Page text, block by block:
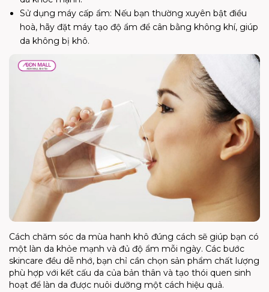
Sử dụng máy cấp ẩm: Nếu bạn thường xuyên bật điều
hoà, hãy đặt máy tạo độ ẩm để cân bằng không khí, giúp
da không bị khô.
Cách chăm sóc da mùa hanh khô đúng cách sẽ giúp bạn có
một làn da khỏe mạnh và đủ độ ẩm mỗi ngày. Các bước
skincare đều dễ nhớ, bạn chỉ cần chọn sản phẩm chất lượng
phù hợp với kết cấu da của bản thân và tạo thói quen sinh
hoạt để làn da được nuôi dưỡng một cách hiệu quả.